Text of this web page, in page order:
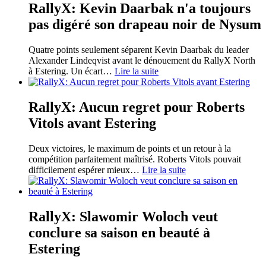
RallyX: Kevin Daarbak n'a toujours
pas digéré son drapeau noir de Nysum
Quatre points seulement séparent Kevin Daarbak du leader
Alexander Lindeqvist avant le dénouement du RallyX North
à Estering. Un écart… Lire la suite
RallyX: Aucun regret pour Roberts
Vitols avant Estering
Deux victoires, le maximum de points et un retour à la
compétition parfaitement maîtrisé. Roberts Vitols pouvait
difficilement espérer mieux… Lire la suite
RallyX: Slawomir Woloch veut
conclure sa saison en beauté à
Estering